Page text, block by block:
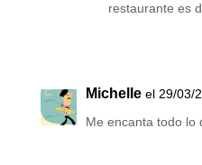
restaurante es
Michelle el 29/03/
Me encanta todo lo